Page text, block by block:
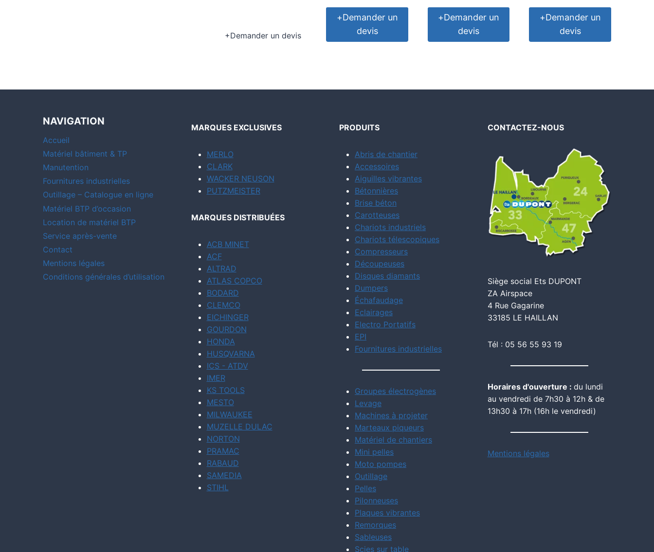
+Demander un devis
+Demander un
devis
+Demander un
devis
+Demander un
devis
NAVIGATION
Accueil
Matériel bâtiment & TP
Manutention
Fournitures industrielles
Outillage – Catalogue en ligne
Matériel BTP d’occasion
Location de matériel BTP
Service après-vente
Contact
Mentions légales
Conditions générales d’utilisation
MARQUES EXCLUSIVES
MERLO
CLARK
WACKER NEUSON
PUTZMEISTER
MARQUES DISTRIBUÉES
ACB MINET
ACF
ALTRAD
ATLAS COPCO
BODARD
CLEMCO
EICHINGER
GOURDON
HONDA
HUSQVARNA
ICS - ATDV
IMER
KS TOOLS
MESTO
MILWAUKEE
MUZELLE DULAC
NORTON
PRAMAC
RABAUD
SAMEDIA
STIHL
PRODUITS
Abris de chantier
Accessoires
Aiguilles vibrantes
Bétonnières
Brise béton
Carotteuses
Chariots industriels
Chariots télescopiques
Compresseurs
Découpeuses
Disques diamants
Dumpers
Échafaudage
Eclairages
Electro Portatifs
EPI
Fournitures industrielles
Groupes électrogènes
Levage
Machines à projeter
Marteaux piqueurs
Matériel de chantiers
Mini pelles
Moto pompes
Outillage
Pelles
Pilonneuses
Plaques vibrantes
Remorques
Sableuses
Scies sur table
CONTACTEZ-NOUS
Siège social Ets DUPONT
ZA Airspace
4 Rue Gagarine
33185 LE HAILLAN
Tél : 05 56 55 93 19
Horaires d'ouverture : du lundi
au vendredi de 7h30 à 12h & de
13h30 à 17h (16h le vendredi)
Mentions légales